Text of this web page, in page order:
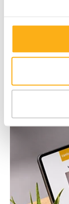
et